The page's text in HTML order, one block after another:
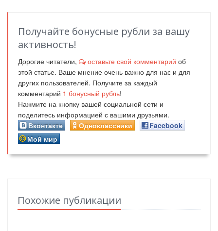
Получайте бонусные рубли за вашу
активность!
Дорогие читатели, оставьте свой комментарий об
этой статье. Ваше мнение очень важно для нас и для
других пользователей. Получите за каждый
комментарий 1 бонусный рубль!
Нажмите на кнопку вашей социальной сети и
поделитесь информацией с вашими друзьями.
Вконтакте
Одноклассники
Facebook
Мой мир
Похожие публикации